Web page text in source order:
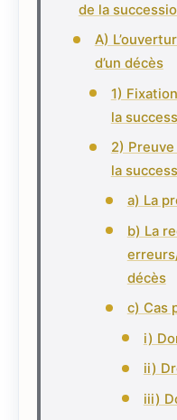
de la
A)
d’un décès
1)
la
2) Preuve
la
a) La
b) La
décès
c) Cas
i)
ii)
iii)